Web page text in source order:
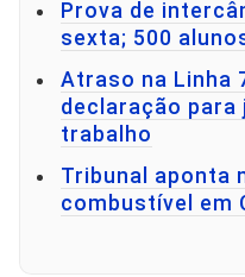
Prova de
sexta; 500
Atraso na Linha
declaração
trabalho
Tribunal aponta
combustível em